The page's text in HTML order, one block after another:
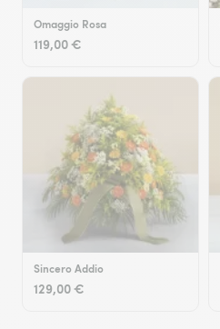
Omaggio Rosa
119,00 €
Sincero Addio
129,00 €